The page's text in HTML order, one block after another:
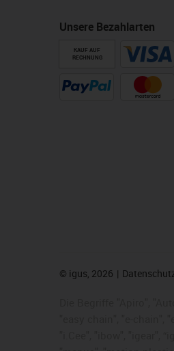
Unsere Bezahlarten
KAUF AUF
RECHNUNG
© igus, 2026